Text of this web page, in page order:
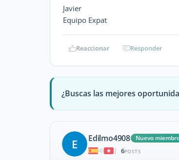
Javier
Equipo Expat
Reaccionar Responder
¿Buscas las mejores
E Edilmo4908
Nuevo
|
6POSTS